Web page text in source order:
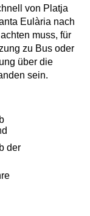
von Platja
Eulària nach
muss, für
zu Bus oder
über die
sein.
der